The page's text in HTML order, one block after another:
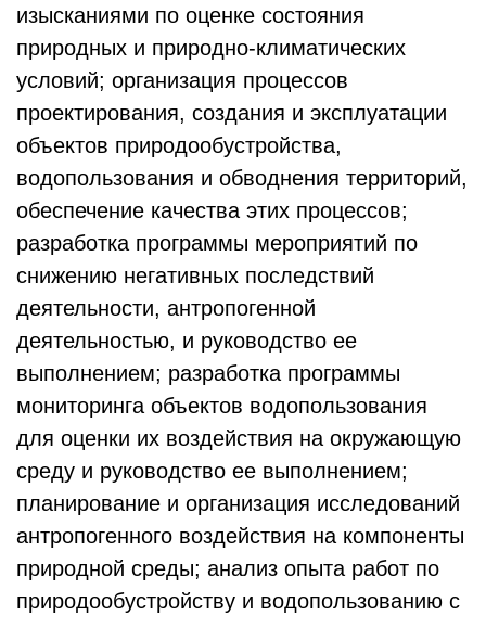
изысканиями по оценке состояния
природных и природно-климатических
условий; организация процессов
проектирования, создания и эксплуатации
объектов природообустройства,
водопользования и обводнения территорий,
обеспечение качества этих процессов;
разработка программы мероприятий по
снижению негативных последствий
деятельности, антропогенной
деятельностью, и руководство ее
выполнением; разработка программы
мониторинга объектов водопользования
для оценки их воздействия на окружающую
среду и руководство ее выполнением;
планирование и организация исследований
антропогенного воздействия на компоненты
природной среды; анализ опыта работ по
природообустройству и водопользованию с